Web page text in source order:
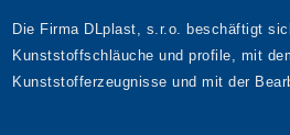
Die Firma DLplast, s.r.o. beschäftigt
Kunststoffschläuche und profile, mit
Kunststofferzeugnisse und mit der